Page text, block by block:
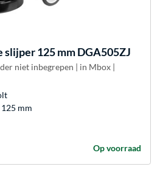
slijper 125 mm DGA505ZJ
niet inbegrepen | in Mbox |
mm
Op voorraad